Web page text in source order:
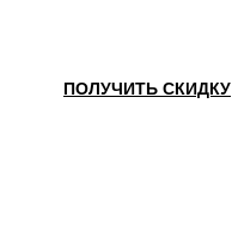
ПОЛУЧИТЬ СКИДКУ